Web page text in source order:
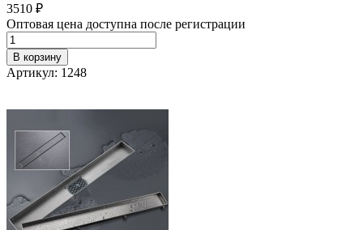
3510 ₽
Оптовая цена доступна после регистрации
В корзину
Артикул: 1248